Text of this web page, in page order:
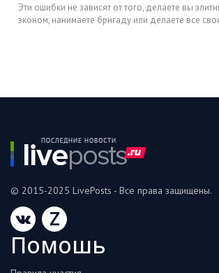
Эти ошибки не зависят от того, делаете вы
эконом, нанимаете бригаду или делаете все
© 2015-2025 LivePosts - Все права защищены.
Z
Помошь